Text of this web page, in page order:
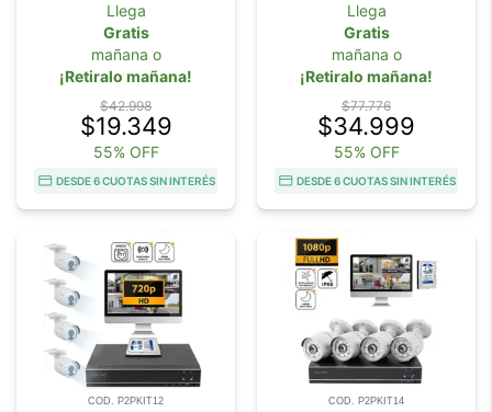
Llega
Gratis
mañana o
¡Retiralo mañana!
$42.998
$19.349
55% OFF
DESDE 6 CUOTAS SIN INTERÉS
Llega
Gratis
mañana o
¡Retiralo mañana!
$77.776
$34.999
55% OFF
DESDE 6 CUOTAS SIN INTERÉS
COD. P2PKIT12 COD. P2PKIT14